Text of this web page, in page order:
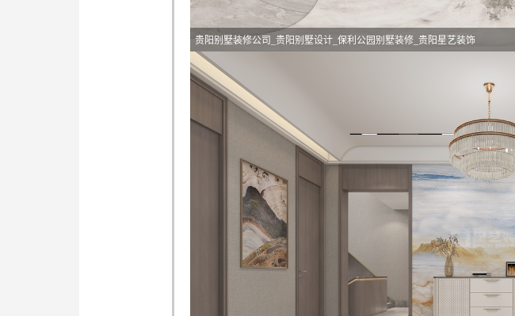
贵阳别墅装修公司_贵阳别墅设计_保利公园别墅装修_贵阳星艺装饰